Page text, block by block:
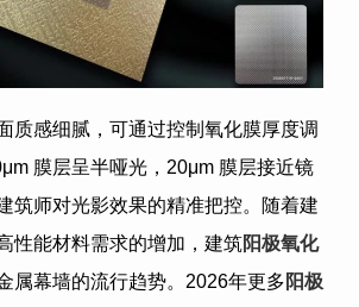
质感细腻，可通过控制氧化膜厚度调
膜层呈半哑光， 20μm 膜层接近镜
筑师对光影效果的精准把控。随着建
性能材料需求的增加，建筑阳极氧化
属幕墙的流行趋势。2026年更多 阳极